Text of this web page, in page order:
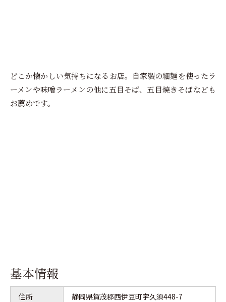
どこか懐かしい気持ちになるお店。自家製の細麺を使ったラ
ーメンや味噌ラーメンの他に五目そば、五目焼きそばなども
お薦めです。
基本情報
住所
静岡県賀茂郡西伊豆町宇久須448-7